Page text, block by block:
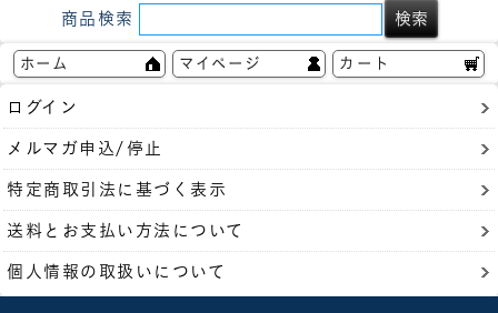
商品検索
ホーム マイページ カート
ログイン
メルマガ申込/停止
特定商取引法に基づく表示
送料とお支払い方法について
個人情報の取扱いについて